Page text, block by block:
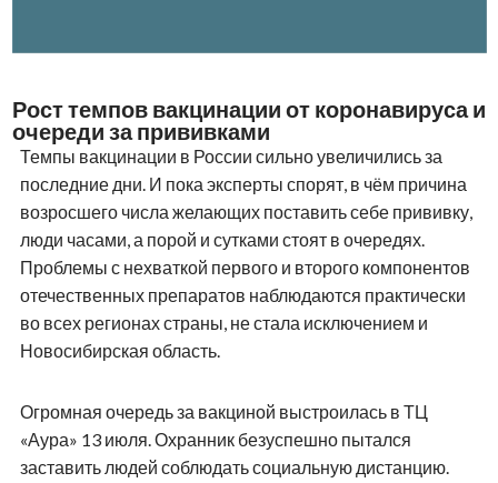
Рост темпов вакцинации от коронавируса и
очереди за прививками
Темпы вакцинации в России сильно увеличились за
последние дни. И пока эксперты спорят, в чём причина
возросшего числа желающих поставить себе прививку,
люди часами, а порой и сутками стоят в очередях.
Проблемы с нехваткой первого и второго компонентов
отечественных препаратов наблюдаются практически
во всех регионах страны, не стала исключением и
Новосибирская область.
Огромная очередь за вакциной выстроилась в ТЦ
«Аура» 13 июля. Охранник безуспешно пытался
заставить людей соблюдать социальную дистанцию.